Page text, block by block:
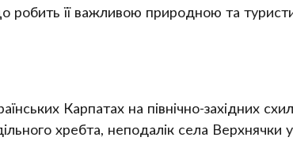
робить її важливою природною та
Карпатах на північно-західних
хребта, неподалік села Верхнячки у